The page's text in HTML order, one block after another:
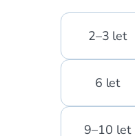
2–3 let
6 let
9–10 let